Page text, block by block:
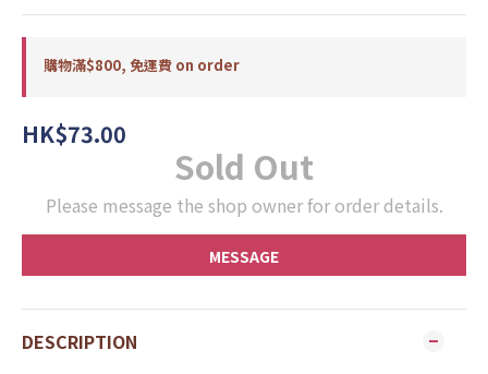
購物滿$800, 免運費 on order
HK$73.00
Sold Out
Please message the shop owner for order details.
MESSAGE
DESCRIPTION